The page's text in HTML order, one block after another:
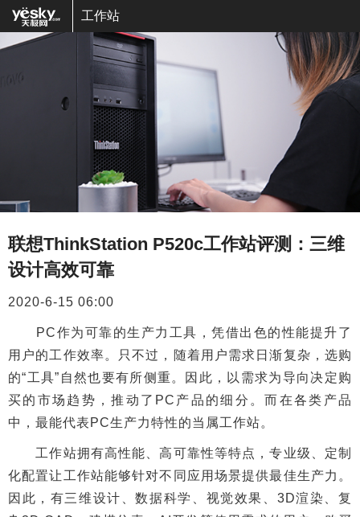
工作站
联想ThinkStation P520c工作站评测：三维
设计高效可靠
2020-6-15 06:00
PC作为可靠的生产力工具，凭借出色的性能提升了
用户的工作效率。只不过，随着用户需求日渐复杂，选购
的“工具”自然也要有所侧重。因此，以需求为导向决定购
买的市场趋势，推动了PC产品的细分。而在各类产品
中，最能代表PC生产力特性的当属工作站。
工作站拥有高性能、高可靠性等特点，专业级、定制
化配置让工作站能够针对不同应用场景提供最佳生产力。
因此，有三维设计、数据科学、视觉效果、3D渲染、复